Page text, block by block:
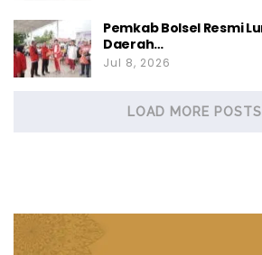
Pemkab Bolsel Resmi
Daerah…
Jul 8, 2026
LOAD MORE POSTS